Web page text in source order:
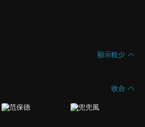
顯示較少
收合